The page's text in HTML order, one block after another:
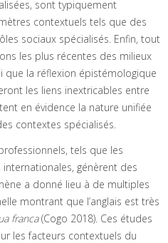
sont typiquement
contextuels tels que des
sociaux spécialisés. Enfin, tout
les plus récentes des milieux
que la réflexion épistémologique
les liens inextricables entre
en évidence la nature unifiée
contextes spécialisés.
tels que les
génèrent des
a donné lieu à de multiples
montrant que l’anglais est très
franca(Cogo 2018). Ces études
les facteurs contextuels du